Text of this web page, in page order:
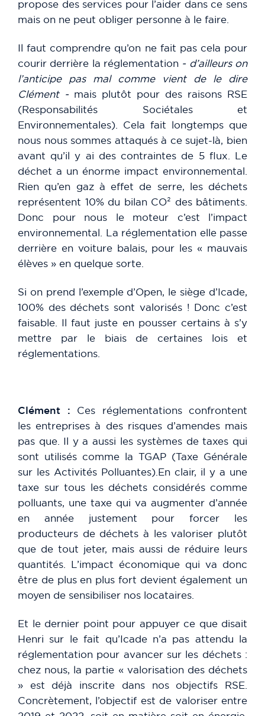
propose des services pour l’aider dans ce sens
mais on ne peut obliger personne à le faire.
Il faut comprendre qu’on ne fait pas cela pour
courir derrière la réglementation - d’ailleurs on
l’anticipe pas mal comme vient de le dire
Clément -mais plutôt pour des raisons RSE
(Responsabilités Sociétales et
Environnementales). Cela fait longtemps que
nous nous sommes attaqués à ce sujet-là, bien
avant qu’il y ai des contraintes de 5 flux. Le
déchet a un énorme impact environnemental.
Rien qu’en gaz à effet de serre, les déchets
représentent 10% du bilan CO² des bâtiments.
Donc pour nous le moteur c’est l’impact
environnemental. La réglementation elle passe
derrière en voiture balais, pour les « mauvais
élèves » en quelque sorte.
Si on prend l’exemple d’Open, le siège d’Icade,
100% des déchets sont valorisés ! Donc c’est
faisable. Il faut juste en pousser certains à s’y
mettre par le biais de certaines lois et
réglementations.
Clément : Ces réglementations confrontent
les entreprises à des risques d’amendes mais
pas que. Il y a aussi les systèmes de taxes qui
sont utilisés comme la TGAP (Taxe Générale
sur les Activités Polluantes).En clair, il y a une
taxe sur tous les déchets considérés comme
polluants, une taxe qui va augmenter d’année
en année justement pour forcer les
producteurs de déchets à les valoriser plutôt
que de tout jeter, mais aussi de réduire leurs
quantités. L’impact économique qui va donc
être de plus en plus fort devient également un
moyen de sensibiliser nos locataires.
Et le dernier point pour appuyer ce que disait
Henri sur le fait qu’Icade n’a pas attendu la
réglementation pour avancer sur les déchets :
chez nous, la partie « valorisation des déchets
» est déjà inscrite dans nos objectifs RSE.
Concrètement, l’objectif est de valoriser entre